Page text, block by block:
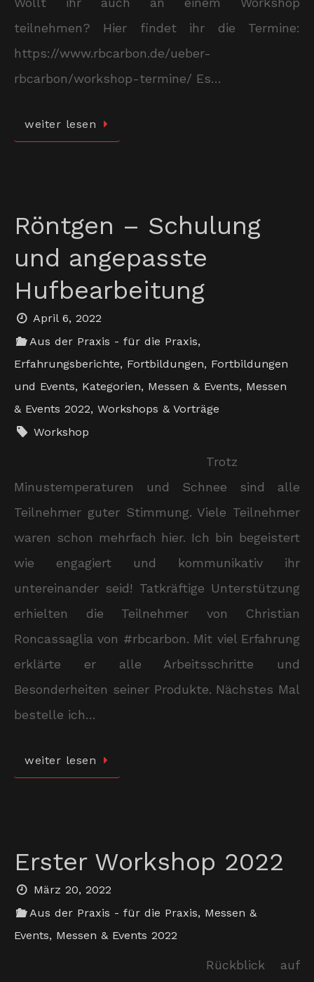
teilnehmen? Hier findet ihr die Termine:
https://www.rbcarbon.de/ueber-
rbcarbon/workshop-termine/ Es…
weiter lesen
Röntgen – Schulung
und angepasste
Hufbearbeitung
April 6, 2022
Aus der Praxis - für die Praxis,
Erfahrungsberichte, Fortbildungen, Fortbildungen
und Events, Kategorien, Messen & Events, Messen
& Events 2022, Workshops & Vorträge
Workshop
Trotz
Minustemperaturen und Schnee sind alle
Teilnehmer guter Stimmung. Viele Teilnehmer
waren schon mehrfach hier. Ich bin begeistert
wie engagiert und kommunikativ ihr
untereinander seid! Tatkräftige Unterstützung
erhielten die Teilnehmer von Christian
Roncassaglia von #rbcarbon. Mit viel Erfahrung
erklärte er alle Arbeitsschritte und
Besonderheiten seiner Produkte. Nächstes Mal
bestelle ich…
weiter lesen
Erster Workshop 2022
März 20, 2022
Aus der Praxis - für die Praxis, Messen &
Events, Messen & Events 2022
Rückblick auf